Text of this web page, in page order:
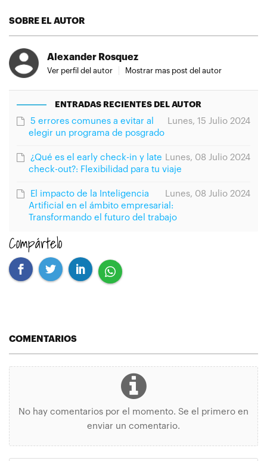
SOBRE EL AUTOR
Alexander Rosquez
Ver perfil del autor Mostrar mas post del autor
ENTRADAS RECIENTES DEL AUTOR
Lunes, 15 Julio 2024
5 errores comunes a evitar al
elegir un programa de posgrado
Lunes, 08 Julio 2024
¿Qué es el early check-in y late
check-out?: Flexibilidad para tu viaje
Lunes, 08 Julio 2024
El impacto de la Inteligencia
Artificial en el ámbito empresarial:
Transformando el futuro del trabajo
Compártelo
COMENTARIOS
No hay comentarios por el momento. Se el primero en
enviar un comentario.